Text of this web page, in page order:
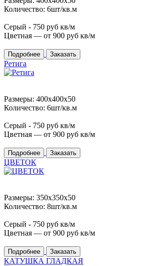
Количество: 6шт/кв.м
Серый - 750 руб кв/м
Цветная — от 900 руб кв/м
Подробнее Заказать
Ретига
Размеры: 400x400x50
Количество: 6шт/кв.м
Серый - 750 руб кв/м
Цветная — от 900 руб кв/м
Подробнее Заказать
ЦВЕТОК
Размеры: 350x350x50
Количество: 8шт/кв.м
Серый - 750 руб кв/м
Цветная — от 900 руб кв/м
Подробнее Заказать
КАТУШКА ГЛАДКАЯ